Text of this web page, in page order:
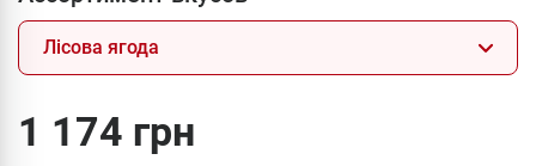
Лісова ягода
1 174 грн